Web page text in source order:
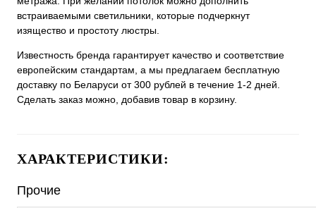
встраиваемыми светильники, которые подчеркнут
изящество и простоту люстры.
Известность бренда гарантирует качество и соответствие
европейским стандартам, а мы предлагаем бесплатную
доставку по Беларуси от 300 рублей в течение 1-2 дней.
Сделать заказ можно, добавив товар в корзину.
ХАРАКТЕРИСТИКИ:
Прочие